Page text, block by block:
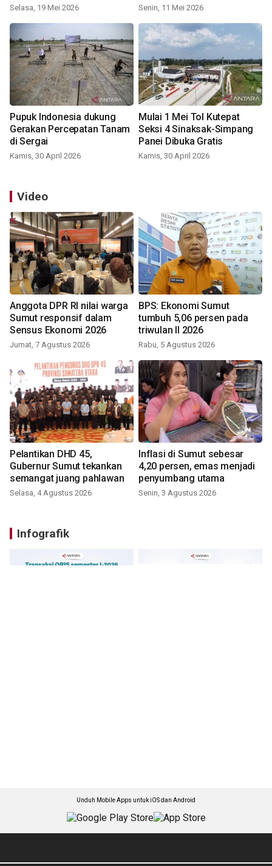
Selasa, 19 Mei 2026 Senin, 11 Mei 2026
Pupuk Indonesia dukung
Gerakan Percepatan Tanam
di Sergai
Kamis, 30 April 2026
Mulai 1 Mei Tol Kutepat
Seksi 4 Sinaksak-Simpang
Panei Dibuka Gratis
Kamis, 30 April 2026
Video
Anggota DPR RI nilai warga
Sumut responsif dalam
Sensus Ekonomi 2026
Jumat, 7 Agustus 2026
BPS: Ekonomi Sumut
tumbuh 5,06 persen pada
triwulan II 2026
Rabu, 5 Agustus 2026
Pelantikan DHD 45,
Gubernur Sumut tekankan
semangat juang pahlawan
Selasa, 4 Agustus 2026
Inflasi di Sumut sebesar
4,20 persen, emas menjadi
penyumbang utama
Senin, 3 Agustus 2026
Infografik
Unduh Mobile Apps untuk iOS dan Android